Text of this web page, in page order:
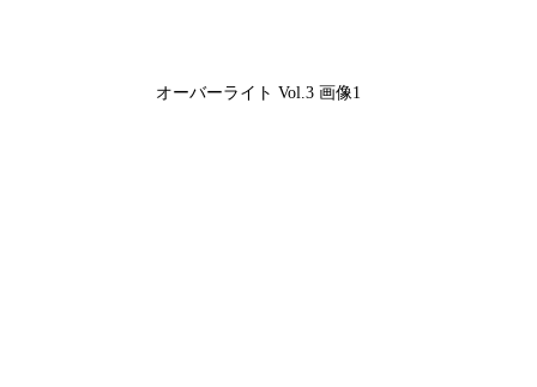
オーバーライト Vol.3 画像1